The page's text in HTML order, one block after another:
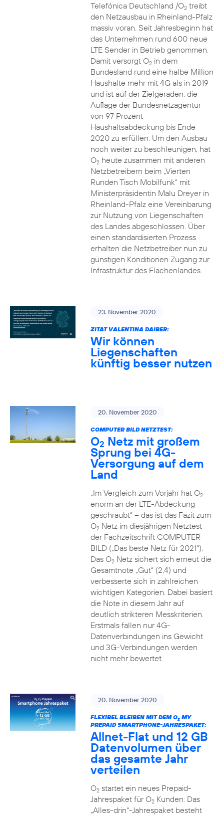
Telefónica Deutschland /O2treibt
den Netzausbau in Rheinland-Pfalz
massiv voran. Seit Jahresbeginn hat
das Unternehmen rund 600 neue
LTE Sender in Betrieb genommen.
Damit versorgt O2in dem
Bundesland rund eine halbe Million
Haushalte mehr mit 4G als in 2019
und ist auf der Zielgeraden, die
Auflage der Bundesnetzagentur
von 97 Prozent
Haushaltsabdeckung bis Ende
2020 zu erfüllen. Um den Ausbau
noch weiter zu beschleunigen, hat
O2heute zusammen mit anderen
Netzbetreibern beim „Vierten
Runden Tisch Mobilfunk“ mit
Ministerpräsidentin Malu Dreyer in
Rheinland-Pfalz eine Vereinbarung
zur Nutzung von Liegenschaften
des Landes abgeschlossen. Über
einen standardisierten Prozess
erhalten die Netzbetreiber nun zu
günstigen Konditionen Zugang zur
Infrastruktur des Flächenlandes.
23. November 2020
ZITAT VALENTINA DAIBER:
Wir können
Liegenschaften
künftig besser nutzen
20. November 2020
COMPUTER BILD NETZTEST:
O2 Netz mit großem
Sprung bei 4G-
Versorgung auf dem
Land
„Im Vergleich zum Vorjahr hat O2
enorm an der LTE-Abdeckung
geschraubt“ – das ist das Fazit zum
O2Netz im diesjährigen Netztest
der Fachzeitschrift COMPUTER
BILD („Das beste Netz für 2021“).
Das O2Netz sichert sich erneut die
Gesamtnote „Gut“ (2,4) und
verbesserte sich in zahlreichen
wichtigen Kategorien. Dabei basiert
die Note in diesem Jahr auf
deutlich strikteren Messkriterien.
Erstmals fallen nur 4G-
Datenverbindungen ins Gewicht
und 3G-Verbindungen werden
nicht mehr bewertet.
20. November 2020
FLEXIBEL BLEIBEN MIT DEM O2MY
PREPAID SMARTPHONE-JAHRESPAKET:
Allnet-Flat und 12 GB
Datenvolumen über
das gesamte Jahr
verteilen
O2startet ein neues Prepaid-
Jahrespaket für O2Kunden: Das
„Alles-drin“-Jahrespaket besteht